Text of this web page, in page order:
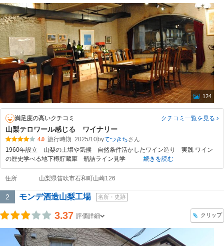
124
満足度の高いクチコミ クチコミ一覧を見る
山梨テロワール感じる ワイナリー
4.0 旅行時期: 2025/10byてつきち
1960年設立 山梨の土壌や気候 自然条件活かしたワイン造り 実践 ワイン
の歴史学べる地下樽貯蔵庫 瓶詰ライン見学
続きを読む
住所 山梨県笛吹市石和町山崎126
2 モンデ酒造山梨工場 名所・史跡
3.37 評価詳細 クリップ